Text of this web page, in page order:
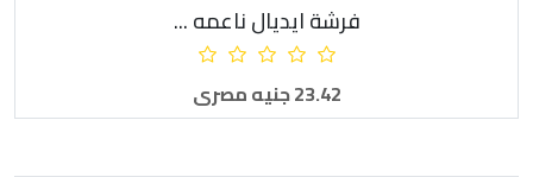
أضف للطلبية
فرشة ايديال ناعمه ...
23.42 جنيه مصرى